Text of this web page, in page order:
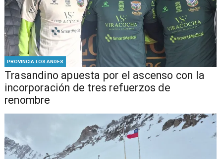
PROVINCIA LOS ANDES
Trasandino apuesta por el ascenso con la
incorporación de tres refuerzos de
renombre